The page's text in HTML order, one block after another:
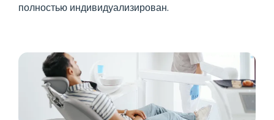
полностью индивидуализирован.